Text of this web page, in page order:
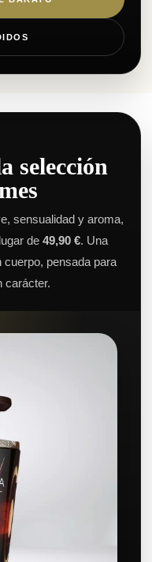
selección
sensualidad y aroma,
de 49,90 €. Una
pensada para
carácter.